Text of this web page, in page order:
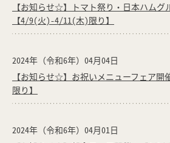
【お知らせ☆】トマト祭り・日本ハムグ
【4/9(火)-4/11(木)限り】
2024年（令和6年）04月04日
【お知らせ☆】お祝いメニューフェア
限り】
2024年（令和6年）04月01日